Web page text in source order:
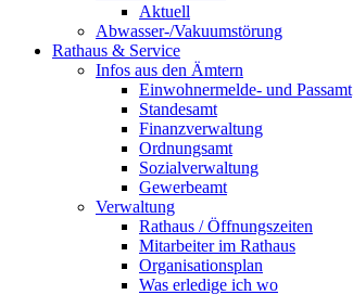
Aktuell
Abwasser-/Vakuumstörung
Rathaus & Service
Infos aus den Ämtern
Einwohnermelde- und Passamt
Standesamt
Finanzverwaltung
Ordnungsamt
Sozialverwaltung
Gewerbeamt
Verwaltung
Rathaus / Öffnungszeiten
Mitarbeiter im Rathaus
Organisationsplan
Was erledige ich wo